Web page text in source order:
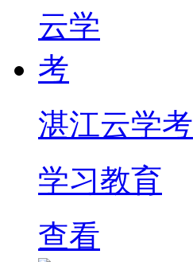
湛江云学考
学习教育
查看